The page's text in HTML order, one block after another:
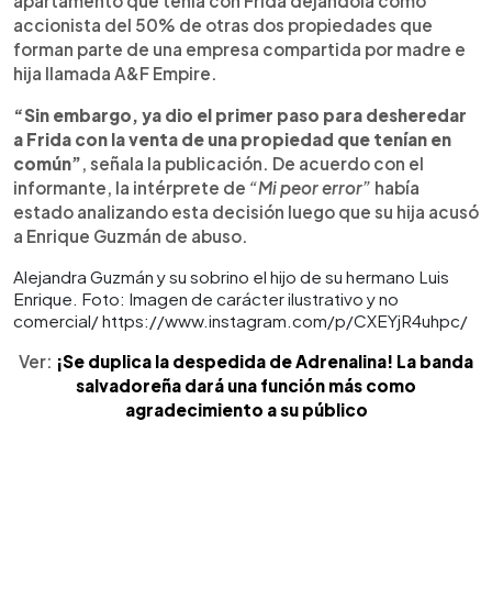
accionista del 50% de otras dos propiedades que
forman parte de una empresa compartida por madre e
hija llamada A&F Empire.
“Sin embargo, ya dio el primer paso para desheredar
a Frida con la venta de una propiedad que tenían en
común”, señala la publicación. De acuerdo con el
informante, la intérprete de “Mi peor error” había
estado analizando esta decisión luego que su hija acusó
a Enrique Guzmán de abuso.
Alejandra Guzmán y su sobrino el hijo de su hermano Luis
Enrique. Foto: Imagen de carácter ilustrativo y no
comercial/ https://www.instagram.com/p/CXEYjR4uhpc/
Ver: ¡Se duplica la despedida de Adrenalina! La banda
salvadoreña dará una función más como
agradecimiento a su público